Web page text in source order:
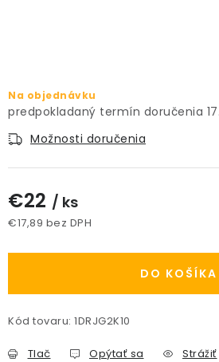
ZNAČKY
Obchodné podmienky
Spôsoby platby
Kontakt / Právne údaje
Na objednávku
Možnosti doručenia
€22 / ks
€17,89 bez DPH
DO KOŠÍKA
Kód tovaru: 1DRJG2K10
Tlač Opýtať sa Strážiť